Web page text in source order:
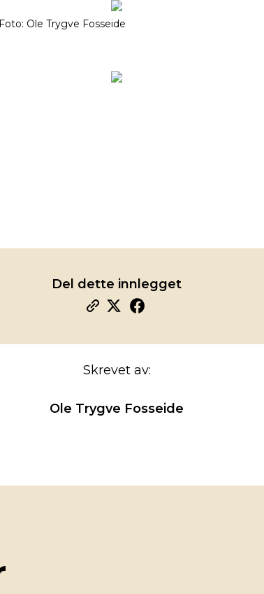
Ole Trygve Fosseide
Del dette innlegget
Skrevet av:
Ole Trygve Fosseide